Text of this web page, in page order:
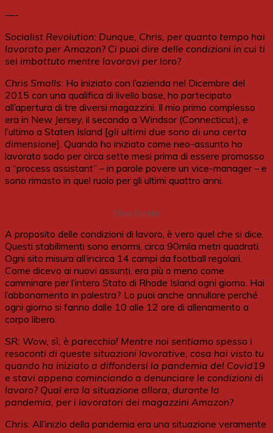
—-
Socialist Revolution: Dunque, Chris, per quanto tempo hai
lavorato per Amazon? Ci puoi dire delle condizioni in cui ti
sei imbattuto mentre lavoravi per loro?
Chris Smalls: Ho iniziato con l’azienda nel Dicembre del
2015 con una qualifica di livello base, ho partecipato
all’apertura di tre diversi magazzini. Il mio primo complesso
era in New Jersey, il secondo a Windsor (Connecticut), e
l’ultimo a Staten Island [gli ultimi due sono di una certa
dimensione]. Quando ho iniziato come neo-assunto ho
lavorato sodo per circa sette mesi prima di essere promosso
a “process assistant” – in parole povere un vice-manager – e
sono rimasto in quel ruolo per gli ultimi quattro anni.
Chris Smalls
A proposito delle condizioni di lavoro, è vero quel che si dice.
Questi stabilimenti sono enormi, circa 90mila metri quadrati.
Ogni sito misura all’incirca 14 campi da football regolari.
Come dicevo ai nuovi assunti, era più o meno come
camminare per l’intero Stato di Rhode Island ogni giorno. Hai
l’abbonamento in palestra? Lo puoi anche annullare perché
ogni giorno si fanno dalle 10 alle 12 ore di allenamento a
corpo libero.
SR: Wow, sì, è parecchio! Mentre noi sentiamo spesso i
resoconti di queste situazioni lavorative, cosa hai visto tu
quando ha iniziato a diffondersi la pandemia del Covid19
e stavi appena cominciando a denunciare le condizioni di
lavoro? Qual era la situazione allora, durante la
pandemia, per i lavoratori dei magazzini Amazon?
Chris: All’inizio della pandemia era una situazione veramente